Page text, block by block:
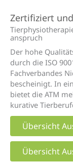
Zertifiziert
anspruch
Der hohe
durch die ISO
Fachverbandes
bescheinigt. In
bietet die ATM
kurative
Übersicht
Übersicht